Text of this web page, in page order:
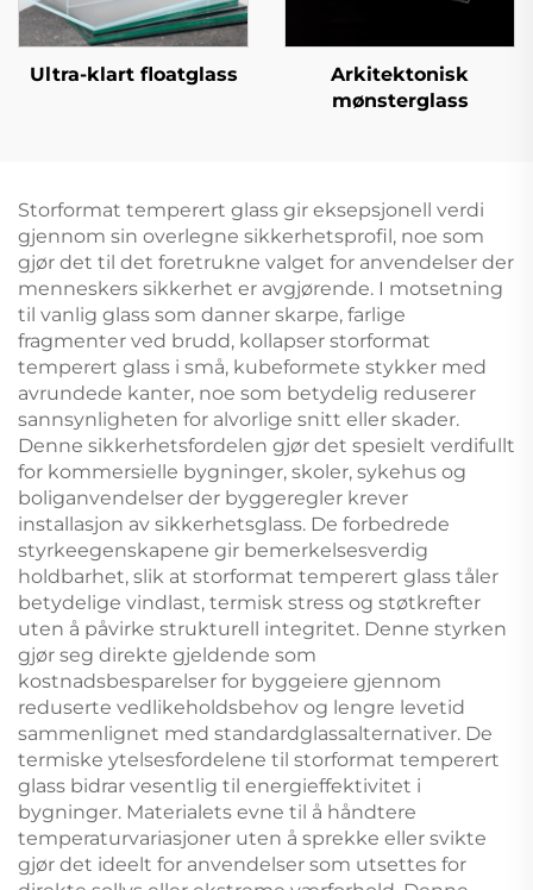
Ultra-klart floatglass
Arkitektonisk
mønsterglass
Storformat temperert glass gir eksepsjonell verdi
gjennom sin overlegne sikkerhetsprofil, noe som
gjør det til det foretrukne valget for anvendelser der
menneskers sikkerhet er avgjørende. I motsetning
til vanlig glass som danner skarpe, farlige
fragmenter ved brudd, kollapser storformat
temperert glass i små, kubeformete stykker med
avrundede kanter, noe som betydelig reduserer
sannsynligheten for alvorlige snitt eller skader.
Denne sikkerhetsfordelen gjør det spesielt verdifullt
for kommersielle bygninger, skoler, sykehus og
boliganvendelser der byggeregler krever
installasjon av sikkerhetsglass. De forbedrede
styrkeegenskapene gir bemerkelsesverdig
holdbarhet, slik at storformat temperert glass tåler
betydelige vindlast, termisk stress og støtkrefter
uten å påvirke strukturell integritet. Denne styrken
gjør seg direkte gjeldende som
kostnadsbesparelser for byggeiere gjennom
reduserte vedlikeholdsbehov og lengre levetid
sammenlignet med standardglassalternativer. De
termiske ytelsesfordelene til storformat temperert
glass bidrar vesentlig til energieffektivitet i
bygninger. Materialets evne til å håndtere
temperaturvariasjoner uten å sprekke eller svikte
gjør det ideelt for anvendelser som utsettes for